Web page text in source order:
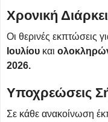
Χρονική
Οι θερινές εκπτώσεις
Ιουλίου και
2026.
Υποχρεώσεις
Σε κάθε ανακοίνωση